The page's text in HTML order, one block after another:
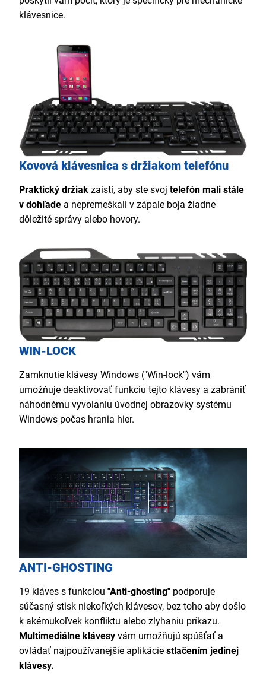
klávesnice.
Kovová klávesnica s držiakom telefónu
Praktický držiak zaistí, aby ste svoj telefón mali stále
v dohľade a nepremeškali v zápale boja žiadne
dôležité správy alebo hovory.
WIN-LOCK
Zamknutie klávesy Windows ("Win-lock") vám
umožňuje deaktivovať funkciu tejto klávesy a zabrániť
náhodnému vyvolaniu úvodnej obrazovky systému
Windows počas hrania hier.
ANTI-GHOSTING
19 kláves s funkciou "Anti-ghosting" podporuje
súčasný stisk niekoľkých klávesov, bez toho aby došlo
k akémukoľvek konfliktu alebo zlyhaniu príkazu.
Multimediálne klávesy vám umožňujú spúšťať a
ovládať najpoužívanejšie aplikácie stlačením jedinej
klávesy.